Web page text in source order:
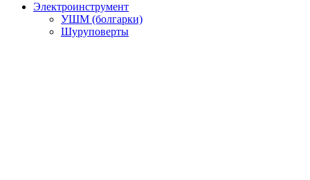
Электроинструмент
УШМ (болгарки)
Шуруповерты